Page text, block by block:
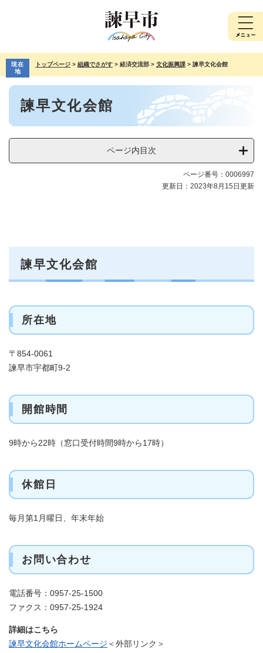
先
で
す。
を
ば
現在
地
トップページ > 組織でさがす > 経済交流部 > 文化振興課 > 諫早文化会館
本
諫早文化会館
ページ内目次
ページ番号：0006997
更新日：2023年8月15日更新
諫早文化会館
所在地
〒854-0061
諫早市宇都町9-2
開館時間
9時から22時（窓口受付時間9時から17時）
休館日
毎月第1月曜日、年末年始
お問い合わせ
電話番号：0957-25-1500
ファクス：0957-25-1924
詳細はこちら
諫早文化会館ホームページ ＜外部リンク＞